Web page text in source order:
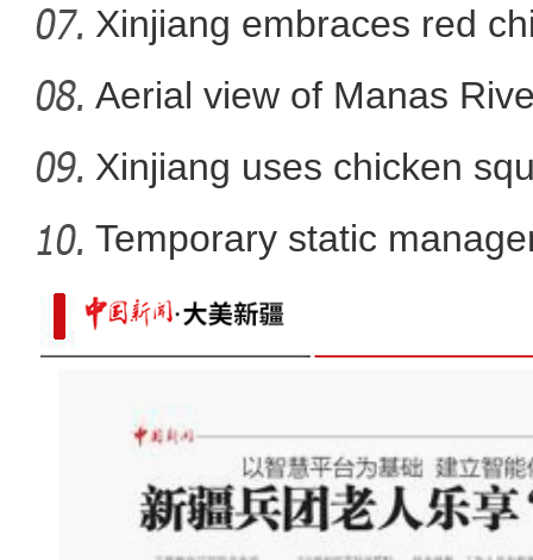
第一批“红色草原”公布 新
f
Xinjiang embraces red
Aerial view of Manas
Xinjiang uses chicken
Temporary static
parts